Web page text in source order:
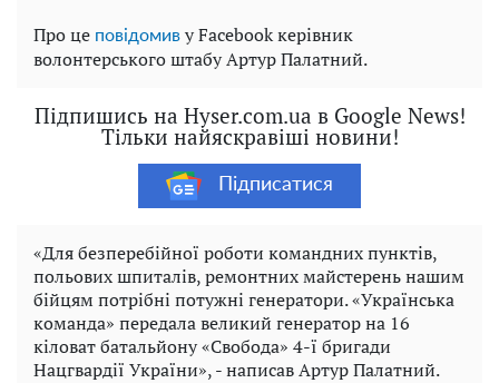
Про це повідомив у Facebook керівник
волонтерського штабу Артур Палатний.
Підпишись на Hyser.com.ua в Google News!
Тільки найяскравіші новини!
Підписатися
«Для безперебійної роботи командних пунктів,
польових шпиталів, ремонтних майстерень нашим
бійцям потрібні потужні генератори. «Українська
команда» передала великий генератор на 16
кіловат батальйону «Свобода» 4-ї бригади
Нацгвардії України», - написав Артур Палатний.